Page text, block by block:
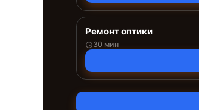
Ремонт оптики
30 мин